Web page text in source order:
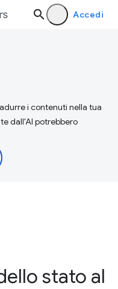
Accedi
i contenuti nella tua
dall'AI potrebbero
stato al